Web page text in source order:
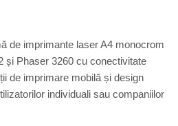
de imprimante laser A4 monocrom
și Phaser 3260 cu conectivitate
de imprimare mobilă și design
individuali sau companiilor